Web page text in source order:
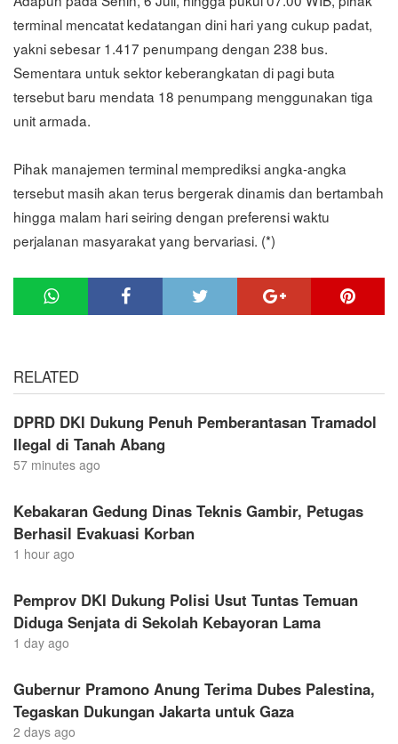
terminal mencatat kedatangan dini hari yang cukup padat,
yakni sebesar 1.417 penumpang dengan 238 bus.
Sementara untuk sektor keberangkatan di pagi buta
tersebut baru mendata 18 penumpang menggunakan tiga
unit armada.
Pihak manajemen terminal memprediksi angka-angka
tersebut masih akan terus bergerak dinamis dan bertambah
hingga malam hari seiring dengan preferensi waktu
perjalanan masyarakat yang bervariasi. (*)
RELATED
DPRD DKI Dukung Penuh Pemberantasan Tramadol
Ilegal di Tanah Abang
57 minutes ago
Kebakaran Gedung Dinas Teknis Gambir, Petugas
Berhasil Evakuasi Korban
1 hour ago
Pemprov DKI Dukung Polisi Usut Tuntas Temuan
Diduga Senjata di Sekolah Kebayoran Lama
1 day ago
Gubernur Pramono Anung Terima Dubes Palestina,
Tegaskan Dukungan Jakarta untuk Gaza
2 days ago